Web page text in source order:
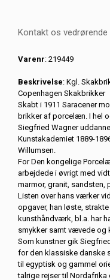
Kontakt os vedrørende
Varenr: 219449
Beskrivelse: Kgl.
Copenhagen Skakbrikker
Skabt i 1911 Saracener
brikker af porcelæn. I hel
Siegfried Wagner
Kunstakademiet 1889-
Willumsen.
For Den kongelige
arbejdede i øvrigt med
marmor, granit, sandsten,
Listen over hans værker
opgaver, han løste,
kunsthåndværk, bl.a. har
smykker samt vævede og
Som kunstner gik
for den klassiske danske
til egyptisk og gammel
talrige rejser til